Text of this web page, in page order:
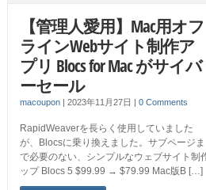
【管理人愛用】Mac用オフ
ラインWebサイト制作ア
プリ Blocs for Mac がサイバ
ーセール
macoupon| 2023年11月27日 | 0 Comments
RapidWeaverを長らく使用していました
が、Blocsに乗り換えました。サブページま
で必要のない、シンプルなウェブサイト制
ップ Blocs 5 $99.99 → $79.99 Mac版B […]